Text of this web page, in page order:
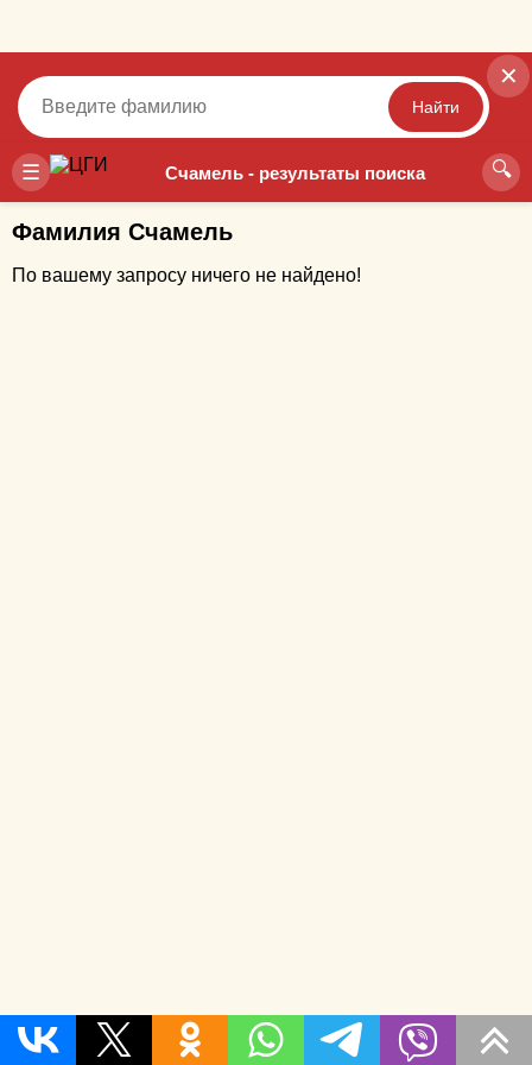
☰ Счамель - результаты поиска 🔍
✕
Найти
Точный Неточный
Фамилия Счамель
По вашему запросу ничего не найдено!